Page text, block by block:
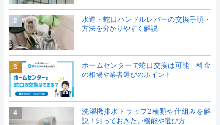
2
水道・蛇口ハンドルレバーの交換手順・
方法を分かりやすく解説
3
ホームセンターで蛇口交換は可能！料金
の相場や業者選びのポイント
4
洗濯機排水トラップ2種類や仕組みを解
説！知っておきたい機能や選び方